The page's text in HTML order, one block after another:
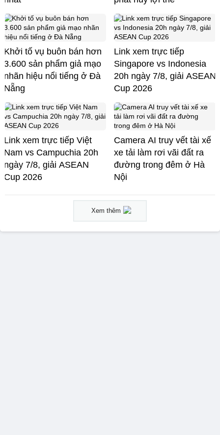
Khởi tố vụ buôn bán hơn
3.600 sản phẩm giả mạo
nhãn hiệu nổi tiếng ở Đà
Nẵng
Link xem trực tiếp
Singapore vs Indonesia
20h ngày 7/8, giải ASEAN
Cup 2026
Link xem trực tiếp Việt
Nam vs Campuchia 20h
ngày 7/8, giải ASEAN
Cup 2026
Camera AI truy vết tài xế
xe tải làm rơi vãi đất ra
đường trong đêm ở Hà
Nội
Xem thêm